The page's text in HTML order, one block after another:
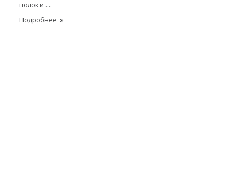
полок и ....
Подробнее